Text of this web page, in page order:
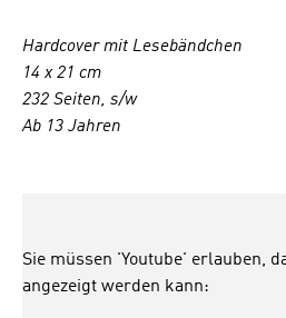
Hardcover mit Lesebändchen
14 x 21 cm
232 Seiten, s/w
Ab 13 Jahren
Sie müssen 'Youtube' erlauben,
angezeigt werden kann: